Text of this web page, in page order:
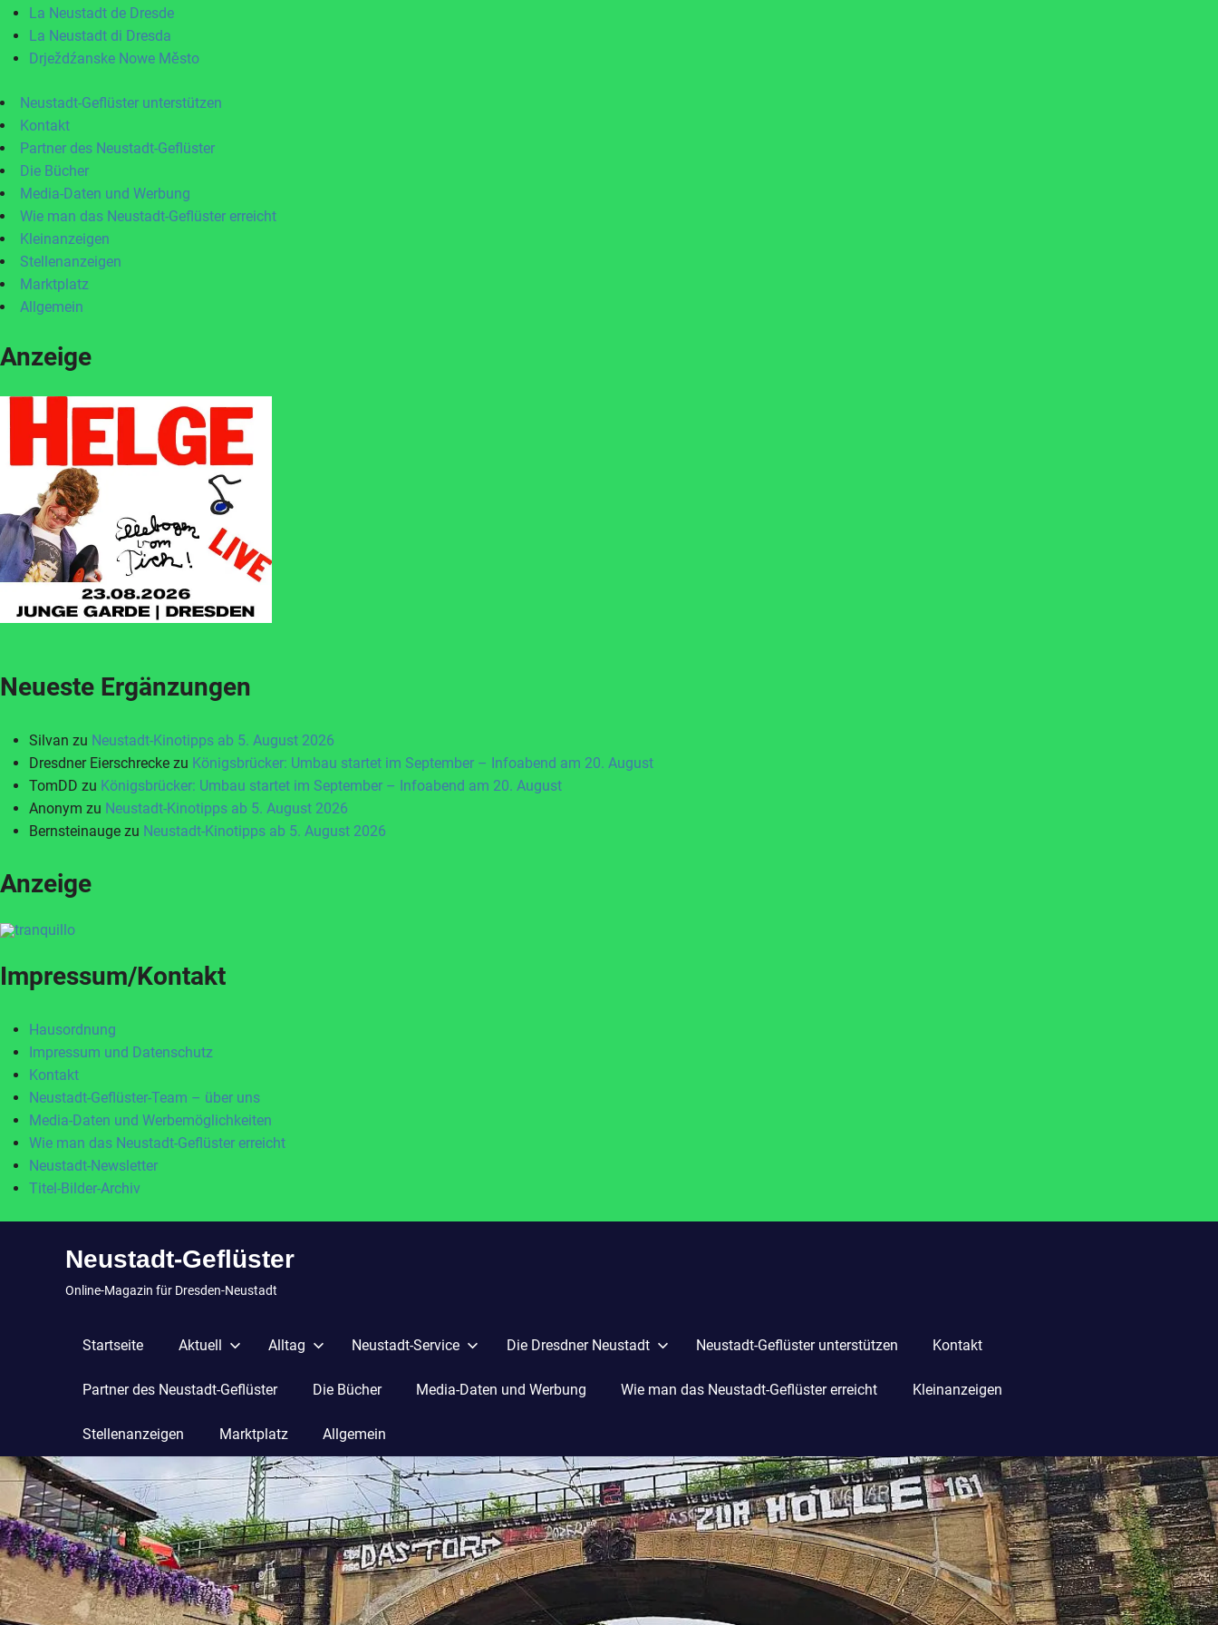
La Neustadt de Dresde
La Neustadt di Dresda
Drježdźanske Nowe Město
Neustadt-Geflüster unterstützen
Kontakt
Partner des Neustadt-Geflüster
Die Bücher
Media-Daten und Werbung
Wie man das Neustadt-Geflüster erreicht
Kleinanzeigen
Stellenanzeigen
Marktplatz
Allgemein
Anzeige
Neueste Ergänzungen
Silvan zu Neustadt-Kinotipps ab 5. August 2026
Dresdner Eierschrecke zu Königsbrücker: Umbau startet im September – Infoabend am 20. August
TomDD zu Königsbrücker: Umbau startet im September – Infoabend am 20. August
Anonym zu Neustadt-Kinotipps ab 5. August 2026
Bernsteinauge zu Neustadt-Kinotipps ab 5. August 2026
Anzeige
Impressum/Kontakt
Hausordnung
Impressum und Datenschutz
Kontakt
Neustadt-Geflüster-Team – über uns
Media-Daten und Werbemöglichkeiten
Wie man das Neustadt-Geflüster erreicht
Neustadt-Newsletter
Titel-Bilder-Archiv
Neustadt-Geflüster
Online-Magazin für Dresden-Neustadt
Startseite Aktuell Alltag Neustadt-Service Die Dresdner Neustadt Neustadt-Geflüster unterstützen Kontakt
Partner des Neustadt-Geflüster Die Bücher Media-Daten und Werbung Wie man das Neustadt-Geflüster erreicht Kleinanzeigen
Stellenanzeigen Marktplatz Allgemein